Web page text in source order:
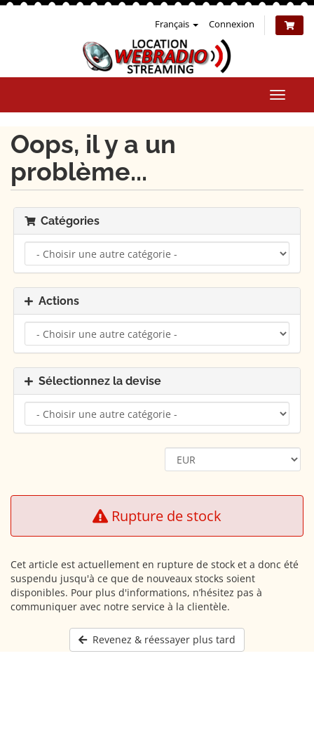
Français Connexion
la
Oops, il y a un
problème...
Catégories
Actions
Sélectionnez la devise
Rupture de stock
Cet article est actuellement en rupture de stock et a donc été
suspendu jusqu'à ce que de nouveaux stocks soient
disponibles. Pour plus d'informations, n’hésitez pas à
communiquer avec notre service à la clientèle.
Revenez & réessayer plus tard